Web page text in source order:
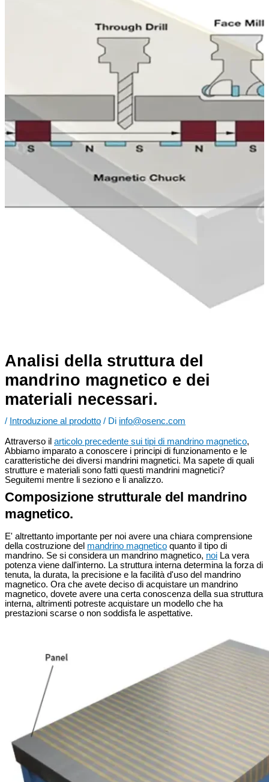
Analisi della struttura del
mandrino magnetico e dei
materiali necessari.
/ Introduzione al prodotto / Di info@osenc.com
Attraverso il articolo precedente sui tipi di mandrino magnetico,
Abbiamo imparato a conoscere i principi di funzionamento e le
caratteristiche dei diversi mandrini magnetici. Ma sapete di quali
strutture e materiali sono fatti questi mandrini magnetici?
Seguitemi mentre li seziono e li analizzo.
Composizione strutturale del mandrino
magnetico.
E' altrettanto importante per noi avere una chiara comprensione
della costruzione del mandrino magnetico quanto il tipo di
mandrino. Se si considera un mandrino magnetico, noi La vera
potenza viene dall'interno. La struttura interna determina la forza di
tenuta, la durata, la precisione e la facilità d'uso del mandrino
magnetico. Ora che avete deciso di acquistare un mandrino
magnetico, dovete avere una certa conoscenza della sua struttura
interna, altrimenti potreste acquistare un modello che ha
prestazioni scarse o non soddisfa le aspettative.